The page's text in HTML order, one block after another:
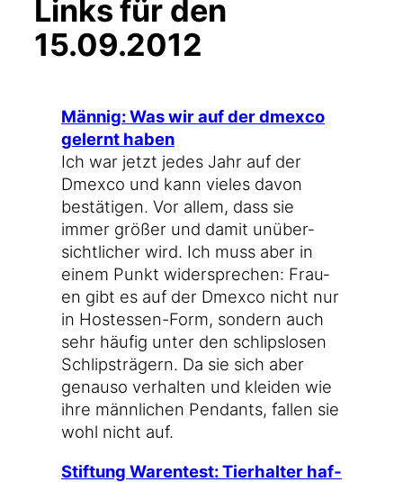
Links für den
15.09.2012
Män­nig: Was wir auf der dmex­co
gelernt haben
Ich war jetzt jedes Jahr auf der
Dmex­co und kann vie­les davon
bestä­ti­gen. Vor allem, dass sie
immer grö­ßer und damit unüber­
sicht­li­cher wird. Ich muss aber in
einem Punkt wider­spre­chen: Frau­
en gibt es auf der Dmex­co nicht nur
in Hostessen-Form, son­dern auch
sehr häu­fig unter den schlips­lo­sen
Schlips­trä­gern. Da sie sich aber
genau­so ver­hal­ten und klei­den wie
ihre männ­li­chen Pen­dants, fal­len sie
wohl nicht auf.
Stif­tung Waren­test: Tier­hal­ter haf­